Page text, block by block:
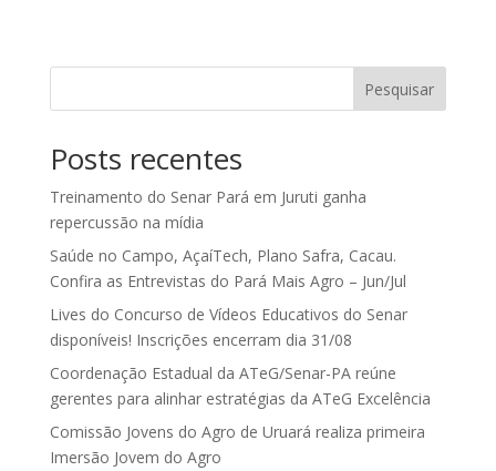
Pesquisar
Posts recentes
Treinamento do Senar Pará em Juruti ganha
repercussão na mídia
Saúde no Campo, AçaíTech, Plano Safra, Cacau.
Confira as Entrevistas do Pará Mais Agro – Jun/Jul
Lives do Concurso de Vídeos Educativos do Senar
disponíveis! Inscrições encerram dia 31/08
Coordenação Estadual da ATeG/Senar-PA reúne
gerentes para alinhar estratégias da ATeG Excelência
Comissão Jovens do Agro de Uruará realiza primeira
Imersão Jovem do Agro